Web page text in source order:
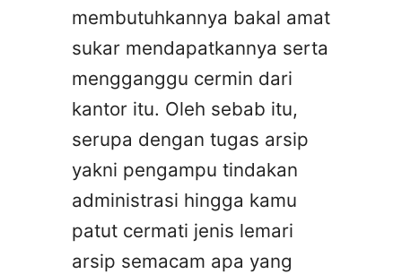
membutuhkannya bakal amat
sukar mendapatkannya serta
mengganggu cermin dari
kantor itu. Oleh sebab itu,
serupa dengan tugas arsip
yakni pengampu tindakan
administrasi hingga kamu
patut cermati jenis lemari
arsip semacam apa yang